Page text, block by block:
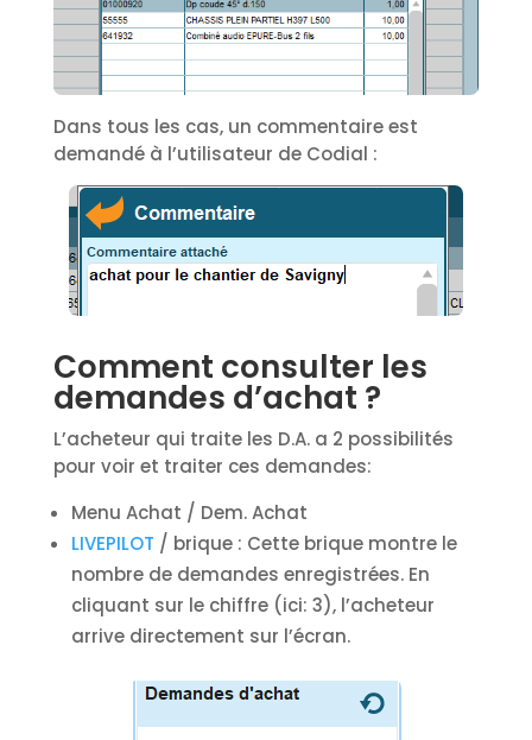
Dans tous les cas, un commentaire est
demandé à l’utilisateur de Codial :
Comment consulter les
demandes d’achat ?
L’acheteur qui traite les D.A. a 2 possibilités
pour voir et traiter ces demandes:
Menu Achat / Dem. Achat
LIVEPILOT / brique : Cette brique montre le
nombre de demandes enregistrées. En
cliquant sur le chiffre (ici: 3), l’acheteur
arrive directement sur l’écran.